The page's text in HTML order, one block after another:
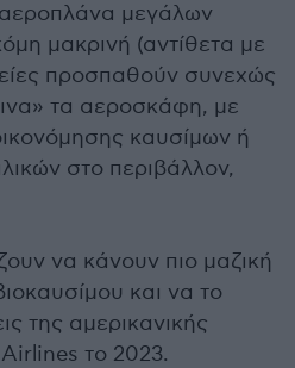
μεγάλων
μακρινή (αντίθετα με
προσπαθούν συνεχώς
τα αεροσκάφη, με
καυσίμων ή
στο περιβάλλον,
να κάνουν πιο μαζική
και να το
της αμερικανικής
το 2023.